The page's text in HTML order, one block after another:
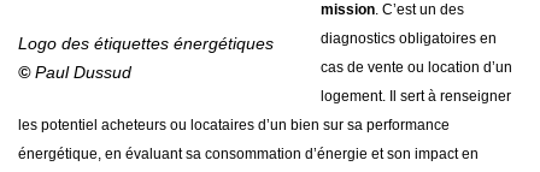
Logo des étiquettes énergétiques
©Paul Dussud
mission. C’est un des
diagnostics obligatoires en
cas de vente ou location d’un
logement. Il sert à renseigner
les potentiel acheteurs ou locataires d’un bien sur sa performance
énergétique, en évaluant sa consommation d’énergie et son impact en